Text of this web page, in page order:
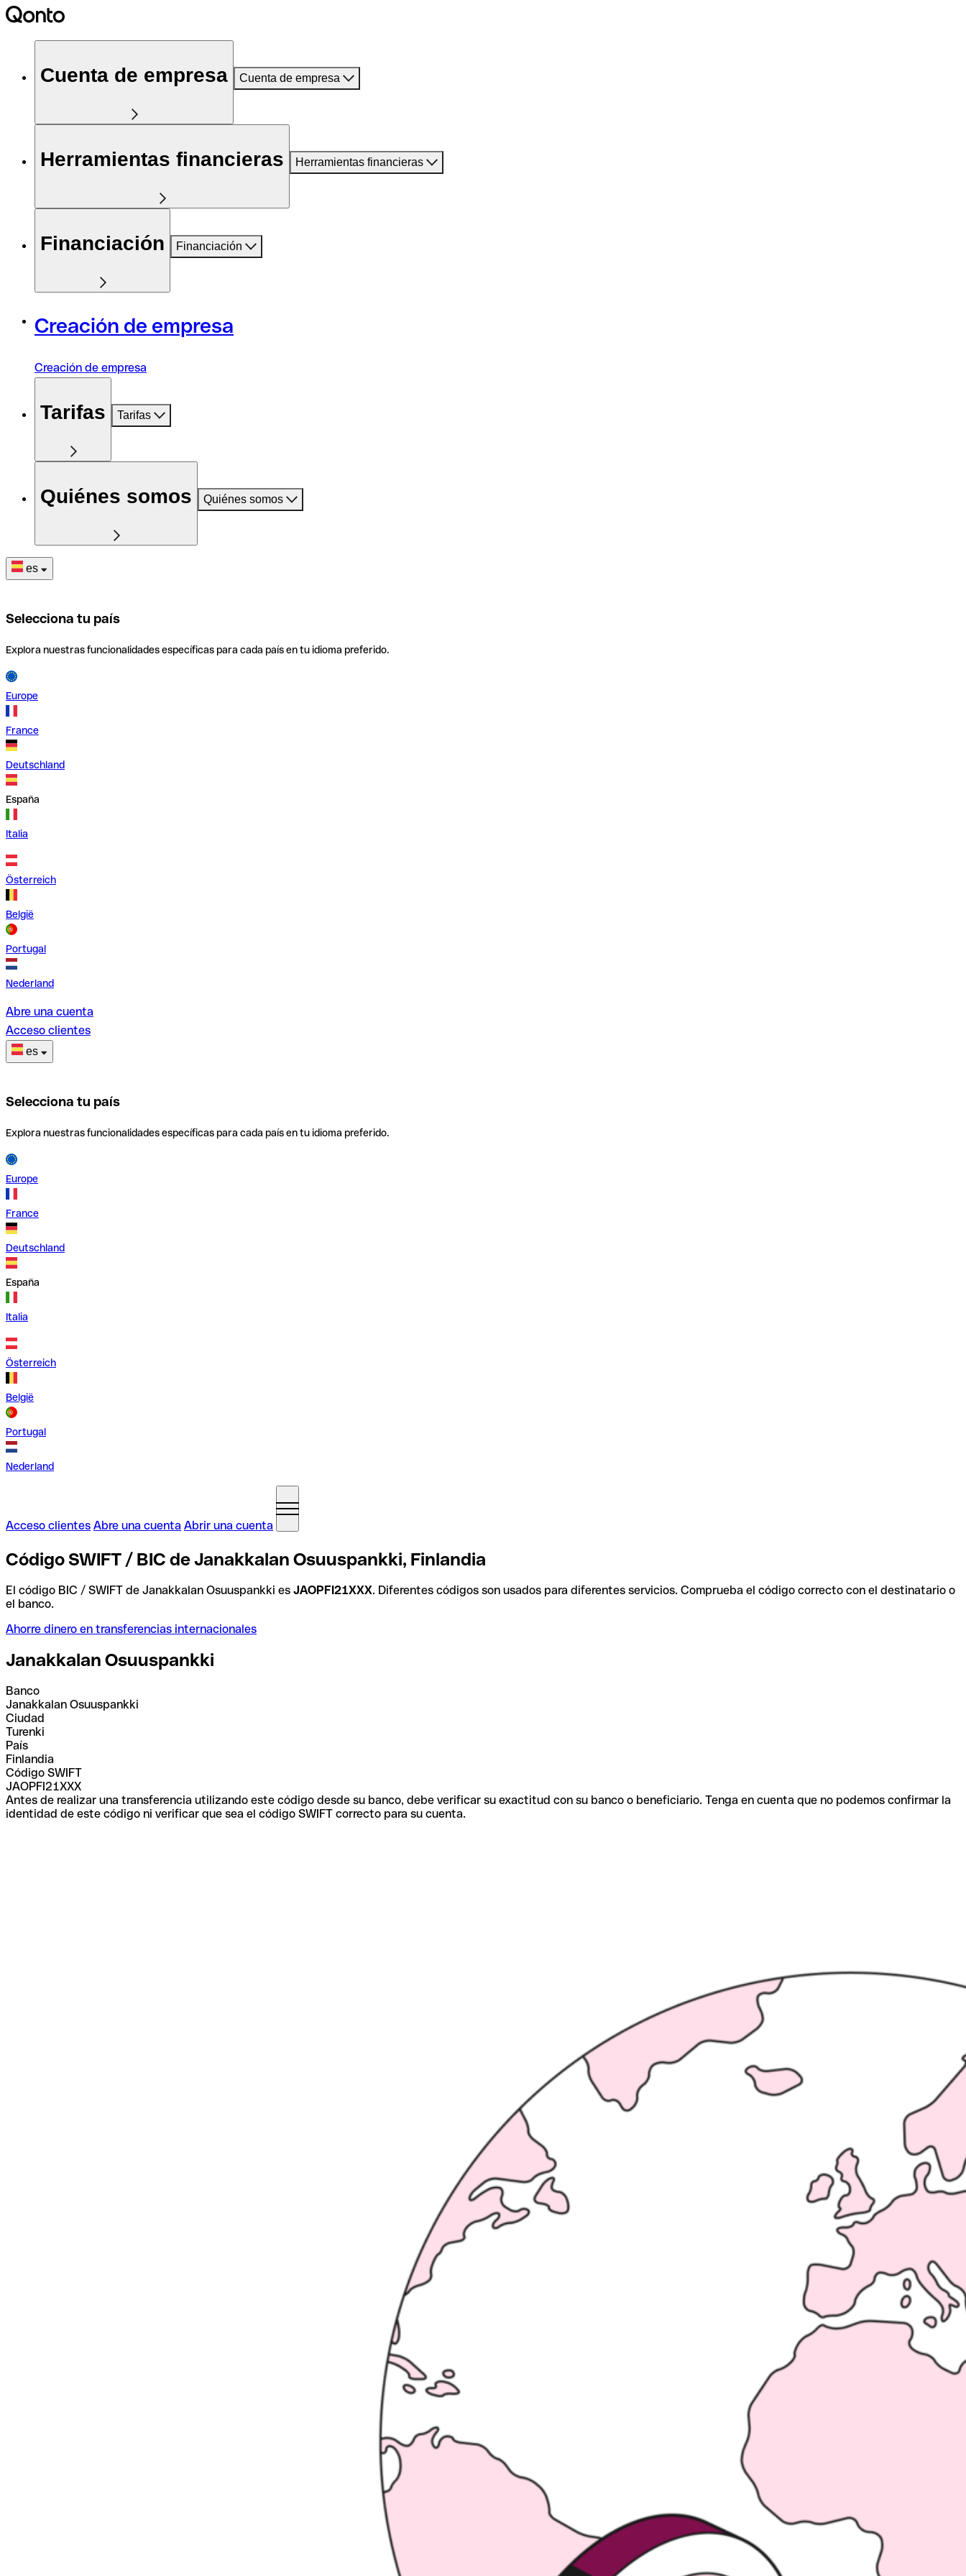
Cuenta de empresa Cuenta de empresa
Herramientas financieras Herramientas financieras
Financiación Financiación
Creación de empresa
Creación de empresa
Tarifas Tarifas
Quiénes somos Quiénes somos
es
Selecciona tu país
Explora nuestras funcionalidades específicas para cada país en tu idioma preferido.
Europe
France
Deutschland
España
Italia
Österreich
België
Portugal
Nederland
Abre una cuenta
Acceso clientes
es
Selecciona tu país
Explora nuestras funcionalidades específicas para cada país en tu idioma preferido.
Europe
France
Deutschland
España
Italia
Österreich
België
Portugal
Nederland
Acceso clientes Abre una cuenta Abrir una cuenta
Código SWIFT / BIC de Janakkalan Osuuspankki, Finlandia
El código BIC / SWIFT de Janakkalan Osuuspankki es JAOPFI21XXX. Diferentes códigos son usados para diferentes servicios. Comprueba el código correcto con el destinatario o
el banco.
Ahorre dinero en transferencias internacionales
Janakkalan Osuuspankki
Banco
Janakkalan Osuuspankki
Ciudad
Turenki
País
Finlandia
Código SWIFT
JAOPFI21XXX
Antes de realizar una transferencia utilizando este código desde su banco, debe verificar su exactitud con su banco o beneficiario. Tenga en cuenta que no podemos confirmar la
identidad de este código ni verificar que sea el código SWIFT correcto para su cuenta.